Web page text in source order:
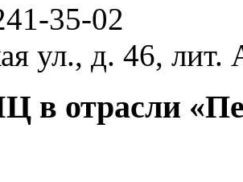
35-02
ул., д. 46, лит.
отрасли